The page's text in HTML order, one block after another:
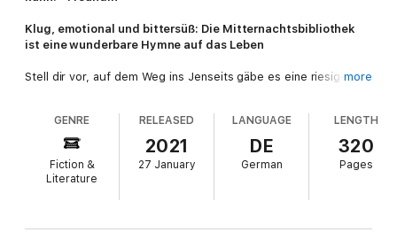
Klug, emotional und bittersüß: Die Mitternachtsbibliothek
ist eine wunderbare Hymne auf das Leben
Stell dir vor, auf dem Weg ins Jenseits gäbe es eine riesige
ungeschehen machen. Genau dort findet sich Nora Seed
wieder, nachdem sie aus lauter Verzweiflung beschlossen hat,
sich das Leben zu nehmen. An diesem Ort zwischen Raum und
Zeit, an dem die Uhrzeiger immer auf Mitternacht stehen, hat
Bahn geworfen hat. Aber kann man in einem anderen Leben
more
GENRE
Fiction &
Literature
RELEASED
2021
27 January
LANGUAGE
DE
German
LENGTH
320
Pages